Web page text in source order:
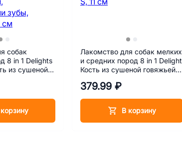
собак
8 in 1 Delights
из сушеной
Лакомство для собак мелких
и средних пород 8 in 1 Delight
Кость из сушеной говяжьей
размер S, 11 см
379.99 ₽
В корзину